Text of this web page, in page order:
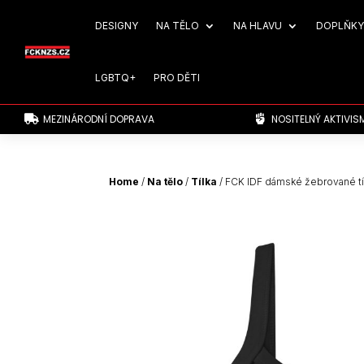
DESIGNY NA TĚLO NA HLAVU DOPLŇKY
LGBTQ+ PRO DĚTI
 MEZINÁRODNÍ DOPRAVA  NOSITELNÝ
Home / Na tělo / Tílka / FCK IDF dámské žebrované